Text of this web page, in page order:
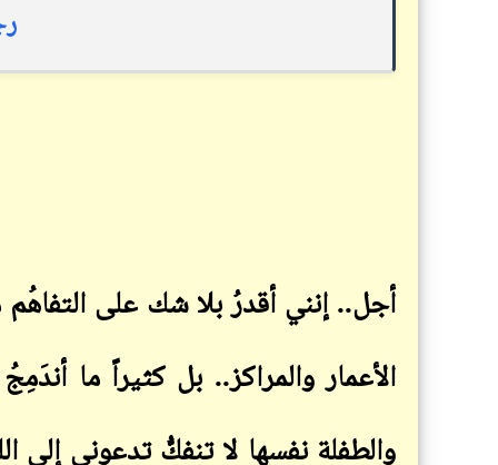
أجل.. إنني أقدرُ بلا شك على التفاهُم
الأعمار والمراكز.. بل كثيراً ما
والطفلة نفسها لا تنفكُّ تدعوني إلى